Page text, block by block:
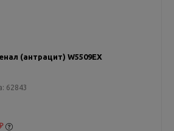
(антрацит) W5509EX
62843